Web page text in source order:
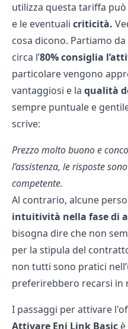
utilizza questa tariffa
e le eventuali criticità.
cosa dicono. Partiamo
circa l’80% consiglia
particolare vengono
vantaggiosi e la qualità
sempre puntuale e
scrive:
Prezzo molto buono e
l’assistenza, le risposte
competente.
Al contrario, alcune
intuitività nella fase di
bisogna dire che non
per la stipula del
non tutti sono pratici
preferirebbero recarsi in
I passaggi per attivare
Attivare Eni Link Basic